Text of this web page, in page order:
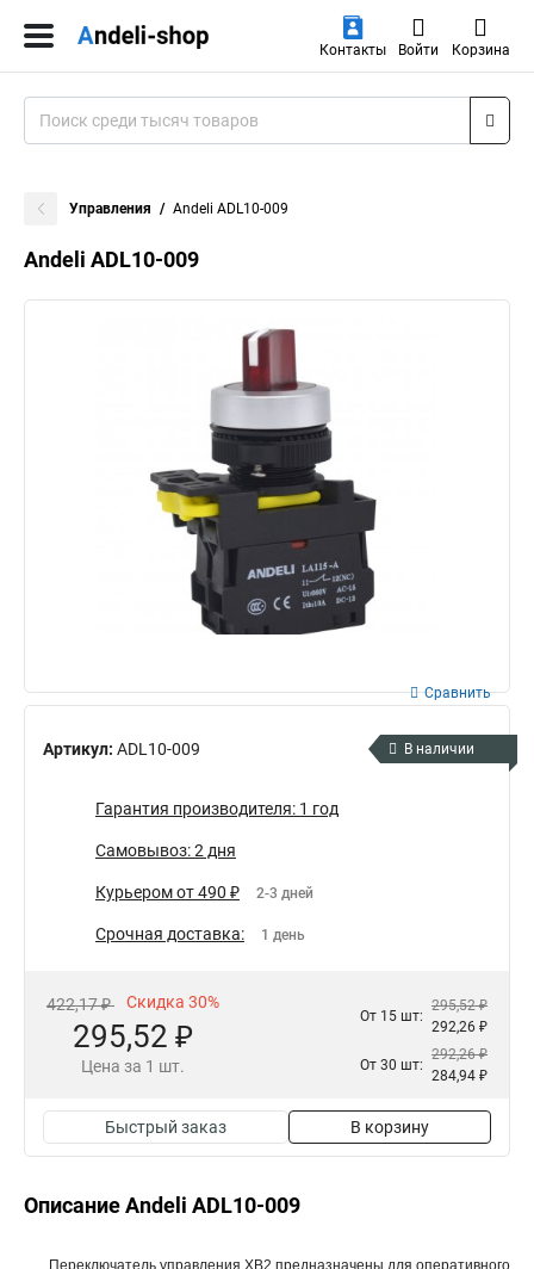
Контакты Войти Корзина
Управления Andeli ADL10-009
Andeli ADL10-009
Артикул: ADL10-009
Сравнить
В наличии
Гарантия производителя: 1 год
Самовывоз: 2 дня
Курьером от 490 ₽ 2-3 дней
Срочная доставка: 1 день
422,17 ₽ Скидка 30%
295,52 ₽
Цена за 1 шт.
От 15 шт:
295,52 ₽
292,26 ₽
От 30 шт:
292,26 ₽
284,94 ₽
Быстрый заказ В корзину
Описание Andeli ADL10-009
Переключатель управления XB2 предназначены для оперативного